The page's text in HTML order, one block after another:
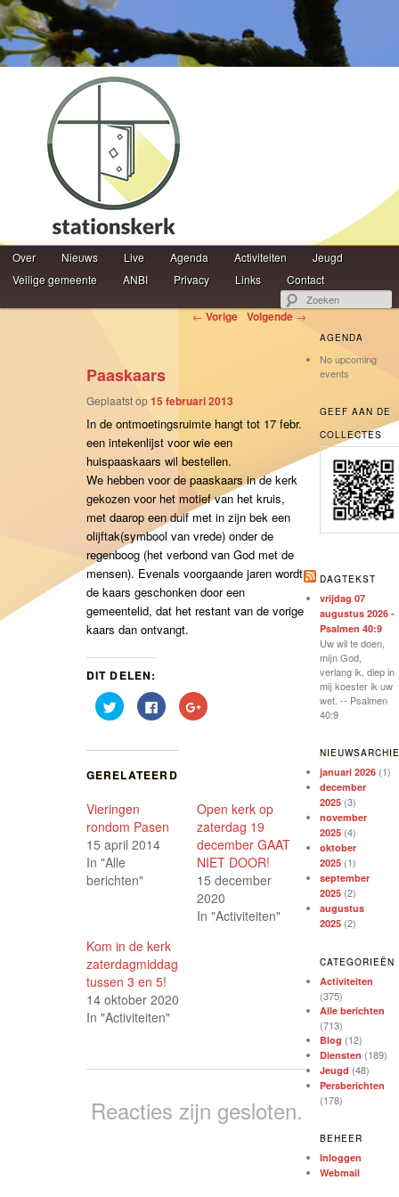
Hoofdmenu
Spring naar de primaire inhoud
Spring naar de secundaire inhoud
Over Nieuws Live Agenda Activiteiten
Jeugd
Veilige gemeente
ANBI Privacy Links Contact
Berichtnavigatie ← Vorige Volgende →
Paaskaars
Geplaatst op15 februari 2013
In de ontmoetingsruimte hangt tot 17 febr.
een intekenlijst voor wie een
huispaaskaars wil bestellen.
We hebben voor de paaskaars in de kerk
gekozen voor het motief van het kruis,
met daarop een duif met in zijn bek een
olijftak(symbool van vrede) onder de
regenboog (het verbond van God met de
mensen). Evenals voorgaande jaren wordt
de kaars geschonken door een
gemeentelid, dat het restant van de vorige
kaars dan ontvangt.
DIT DELEN:
Klik
om
in
venster
geopend)
Klik
om
in
Klik
om
venster
geopend)
GERELATEERD
Vieringen
rondom Pasen
15 april 2014
In "Alle
berichten"
Open kerk op
zaterdag 19
december GAAT
NIET DOOR!
15 december
2020
In "Activiteiten"
Kom in de kerk
zaterdagmiddag
tussen 3 en 5!
14 oktober 2020
In "Activiteiten"
Reacties zijn gesloten.
AGENDA
No upcoming
events
GEEF AAN DE
COLLECTES
DAGTEKST
vrijdag 07
augustus 2026 -
Psalmen 40:9
Uw wil te doen,
mijn God,
verlang ik, diep in
mij koester ik uw
wet. -- Psalmen
40:9
januari 2026 (1)
december
2025 (3)
november
2025 (4)
oktober
2025 (1)
september
2025 (2)
augustus
2025 (2)
CATEGORIEËN
Activiteiten
(375)
Alle berichten
(713)
Blog (12)
Diensten (189)
Jeugd (48)
Persberichten
(178)
BEHEER
Inloggen
Webmail